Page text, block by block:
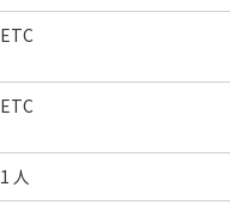
ETC
ETC
1 人